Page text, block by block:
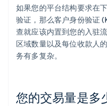
如果您的平台结构要求在
验证，那么客户身份验证
查就应该内置到您的入驻
区域数量以及每位收款人
务有多复杂。
您的交易量是多